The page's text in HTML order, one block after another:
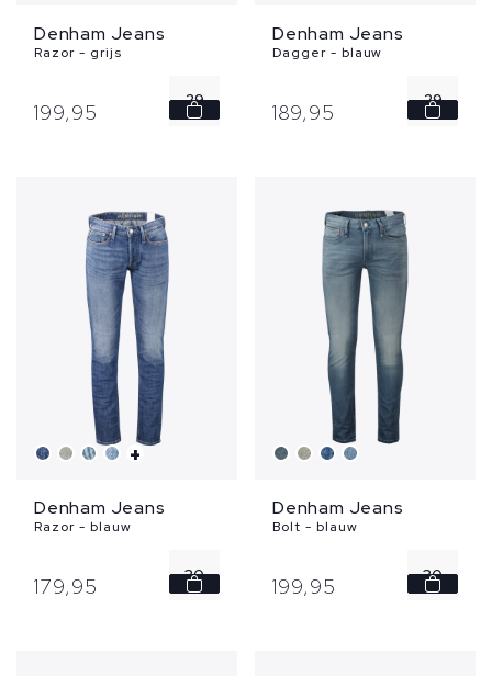
Denham Jeans
Razor - grijs
199,95 29
Denham Jeans
Dagger - blauw
189,95 29
+
Denham Jeans
Razor - blauw
179,95 30
Denham Jeans
Bolt - blauw
199,95 30